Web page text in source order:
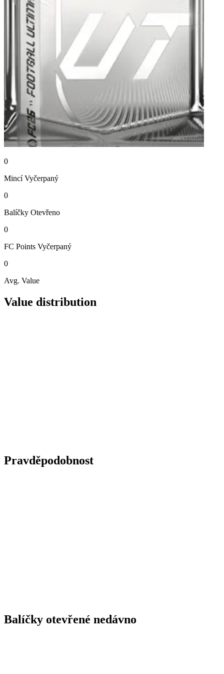
0
Mincí Vyčerpaný
0
Balíčky Otevřeno
0
FC Points Vyčerpaný
0
Avg. Value
Value distribution
Pravděpodobnost
Balíčky otevřené nedávno